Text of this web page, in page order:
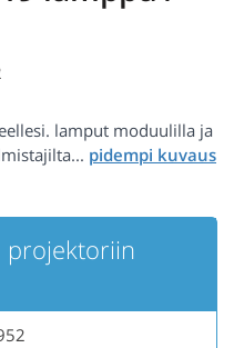
lamput moduulilla ja
projektoriin